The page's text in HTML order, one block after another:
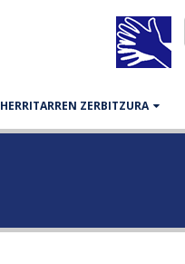
HERRITARREN ZERBITZURA